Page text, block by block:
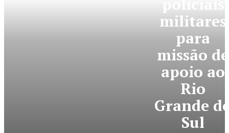
policiais
militares
para
missão de
apoio ao
Rio
Grande
Sul